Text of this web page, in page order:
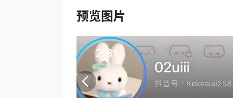
预览图片